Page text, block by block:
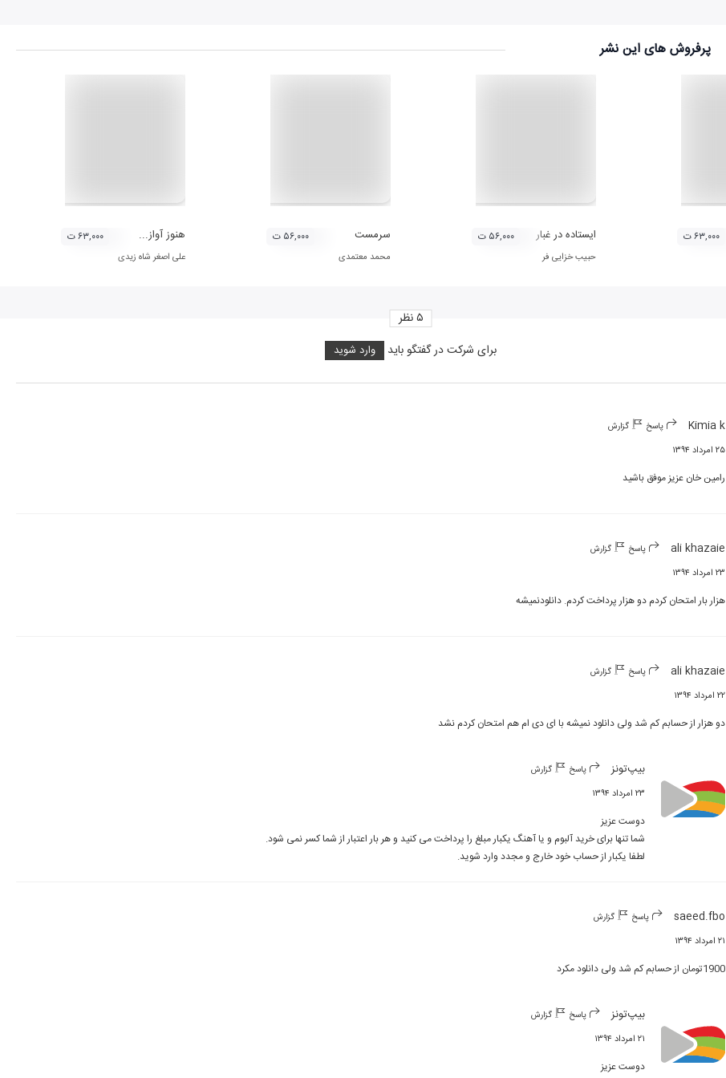
پرفروش های این نشر
۶۳,۰۰۰ ت ایستاده در غبار
حبیب خزایی فر
۵۶,۰۰۰ ت سرمست
محمد معتمدی
۵۶,۰۰۰ ت هنوز آواز...
علی اصغر شاه زیدی
۶۳,۰۰۰ ت
برای شرکت در گفتگو باید وارد شوید
۵نظر
Kimia k پاسخ گزارش
۲۵ امرداد ۱۳۹۴
رامین خان عزیز موفق باشید
ali khazaie پاسخ گزارش
۲۳ امرداد ۱۳۹۴
هزار بار امتحان کردم دو هزار پرداخت کردم. دانلودنمیشه
ali khazaie پاسخ گزارش
۲۲ امرداد ۱۳۹۴
دو هزار از حسابم کم شد ولی دانلود نمیشه با ای دی ام هم امتحان کردم نشد
بیپ‌تونز پاسخ گزارش
۲۳ امرداد ۱۳۹۴
لطفا یکبار از حساب خود خارج و مجدد وارد شوید.
saeed.fbo پاسخ گزارش
۲۱ امرداد ۱۳۹۴
1900تومان از حسابم کم شد ولی دانلود مکرد
بیپ‌تونز پاسخ گزارش
۲۱ امرداد ۱۳۹۴